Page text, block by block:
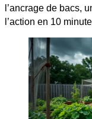
l’ancrage de bacs,
l’action en 10